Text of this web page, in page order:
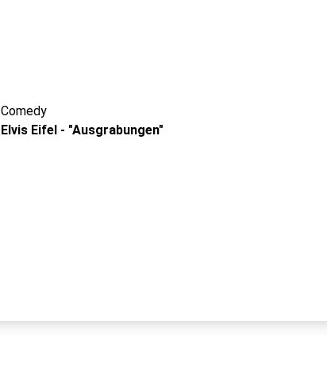
Comedy
Elvis Eifel - "Ausgrabungen"